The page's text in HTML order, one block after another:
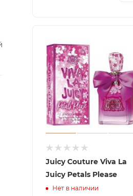
Juicy Couture Viva La
Juicy Petals Please
Нет в наличии